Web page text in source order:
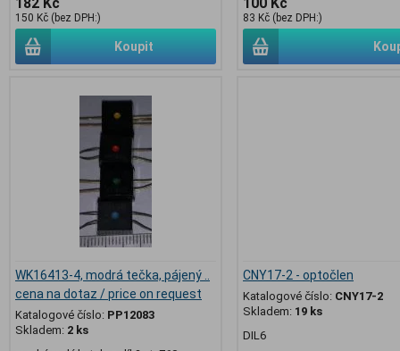
150 Kč (bez DPH:)
Koupit
83 Kč (bez DPH:)
WK16413-4, modrá tečka, pájený ..
cena na dotaz / price on request
Katalogové číslo: PP12083
Skladem: 2 ks
CNY17-2 - optočlen
Katalogové číslo: CNY17-2
Skladem: 19 ks
DIL6